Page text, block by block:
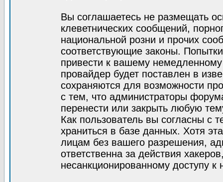
Вы соглашаетесь не размещать
клеветнических сообщений,
национальной розни и прочих
соответствующие законы.
привести к вашему
провайдер будет поставлен в
сохраняются для возможности
с тем, что администраторы
перенести или закрыть любую
Как пользователь вы согласны с
храниться в базе данных. Хотя
лицам без вашего разрешения,
ответственна за действия
несанкционированному доступу к